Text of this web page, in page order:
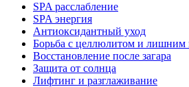
SPA расслабление
SPA энергия
Антиоксидантный уход
Борьба с целлюлитом и лишним
Восстановление после загара
Защита от солнца
Лифтинг и разглаживание